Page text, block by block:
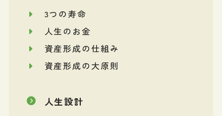
3つの寿命
人生のお金
資産形成の仕組み
資産形成の大原則
人生設計